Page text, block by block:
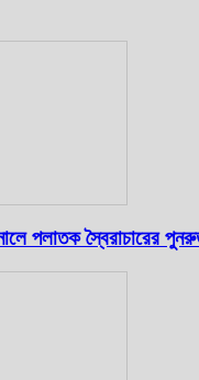
পলাতক স্বৈরাচারের